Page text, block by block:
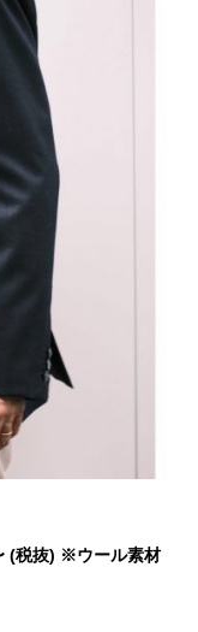
(税抜) ※ウール素材